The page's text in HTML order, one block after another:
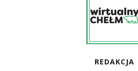
REDAKCJA